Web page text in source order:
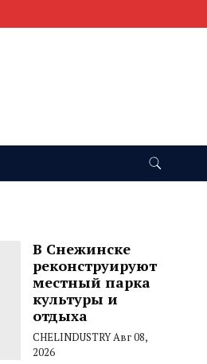
В Снежинске
реконструируют
местный парка
культуры и
отдыха
CHELINDUSTRYАвг 08,
2026